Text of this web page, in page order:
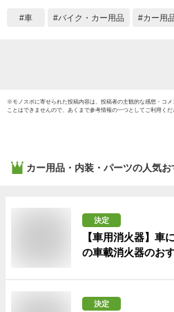
車 バイク・カー用品 カー用
※モノスポに寄せられた投稿内容は、投稿者の主観的な感想・コ
ことはできませんので、あくまで参考情報の一つとしてご利用くだ
カー用品・内装・パーツの人気お
決定
【車用消火器】車
の車載消火器のお
決定